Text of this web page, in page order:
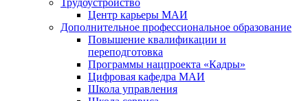
Центр карьеры МАИ
Дополнительное профессиональное образование
Повышение квалификации и
переподготовка
Программы нацпроекта «Кадры»
Цифровая кафедра МАИ
Школа управления